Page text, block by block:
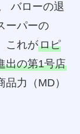
バローの退
ーパーの
これがロピ
出の第1号店
力（MD）